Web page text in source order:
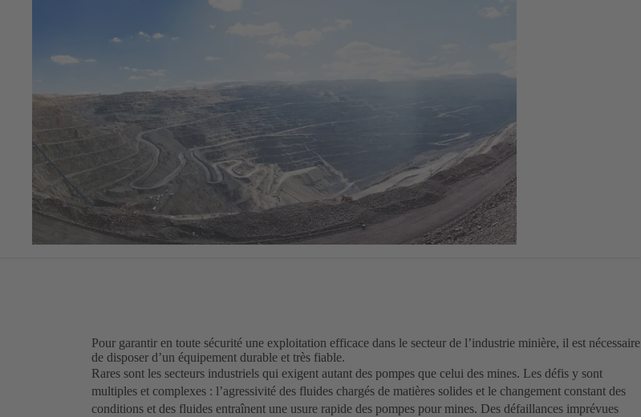
Pour garantir en toute sécurité une exploitation efficace dans le secteur de l’industrie minière, il est nécessaire
de disposer d’un équipement durable et très fiable.
Rares sont les secteurs industriels qui exigent autant des pompes que celui des mines. Les défis y sont
multiples et complexes : l’agressivité des fluides chargés de matières solides et le changement constant des
conditions et des fluides entraînent une usure rapide des pompes pour mines. Des défaillances imprévues